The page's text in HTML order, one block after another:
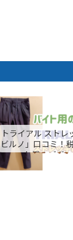
トライアル スト
ビルノ」口コミ！
ト用のズボ